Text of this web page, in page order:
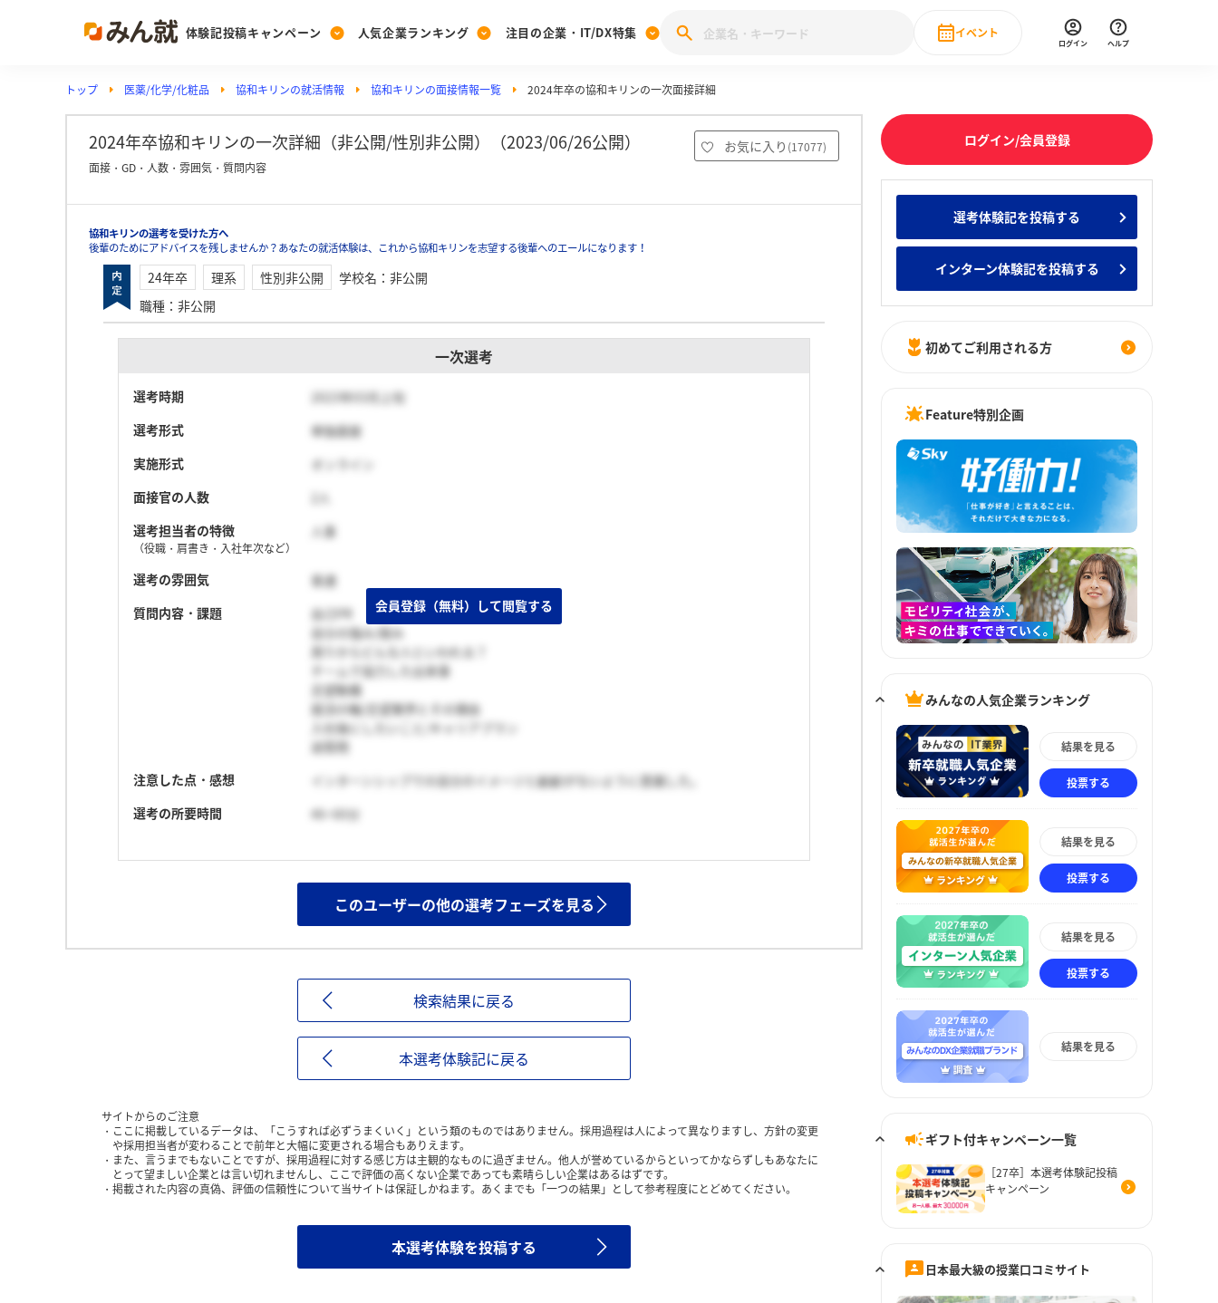
体験記投稿キャンペーン
Post
投稿する
[27卒] 本選考体験記投稿キャンペーン
人気企業ランキング
Ranking
ランキングを見る
みんなのDX企業就職ブランド調査
Vote みんなの新卒就職人気企業ランキング みんなのインターン人気企業ランキ
注目の企業・IT/DX特集
PickUp
注目の企業特集
28卒 IT・DX現場社員インタビュー
動画で知ろう！業界・企業研究
イベント
直近のイベント一覧
ログイン ヘルプ
トップ 医薬/化学/化粧品 協和キリンの就活情報 協和キリンの面接情報一覧 2024年卒の協和キリンの一次面接詳細
2024年卒協和キリンの一次詳細（非公開/性別非公開）（2023/06/26公開） お気に入り (17077)
面接・GD・人数・雰囲気・質問内容
協和キリンの選考を受けた方へ
後輩のためにアドバイスを残しませんか？あなたの就活体験は、これから協和キリンを志望する後輩へのエールになります！
24年卒 理系 性別非公開 学校名 ： 非公開
職種 ： 非公開
一次選考
選考時期
2023年03月上旬
選考形式
単独面接
実施形式
オンライン
面接官の人数
選考担当者の特徴
（役職・肩書き・入社年次など）
人事
選考の雰囲気
普通
質問内容・課題
自己PR
自分の強み/弱み
周りからどんな人といわれる？
チームで協力した出来事
志望動機
就活の軸/志望業界とその理由
入社後にしたいこと/キャリアプラン
逆質問
注意した点・感想
インターンシップでの自分のイメージと齟齬がないように意識した。
選考の所要時間
46~60分
このユーザーの他の選考フェーズを見る
検索結果に戻る
本選考体験記に戻る
サイトからのご注意
ここに掲載しているデータは、「こうすれば必ずうまくいく」という類のものではありません。採用過程は人によって異なりますし、方針の変更
や採用担当者が変わることで前年と大幅に変更される場合もありえます。
また、言うまでもないことですが、採用過程に対する感じ方は主観的なものに過ぎません。他人が誉めているからといってかならずしもあなたに
とって望ましい企業とは言い切れませんし、ここで評価の高くない企業であっても素晴らしい企業はあるはずです。
掲載された内容の真偽、評価の信頼性について当サイトは保証しかねます。あくまでも「一つの結果」として参考程度にとどめてください。
本選考体験を投稿する
ログイン/会員登録
選考体験記を投稿する
インターン体験記を投稿する
初めてご利用される方
Feature特別企画
みんなの人気企業ランキング
結果を見る
投票する
結果を見る
投票する
結果を見る
投票する
結果を見る
ギフト付キャンペーン一覧
［27卒］本選考体験記投稿
キャンペーン
日本最大級の授業口コミサイト